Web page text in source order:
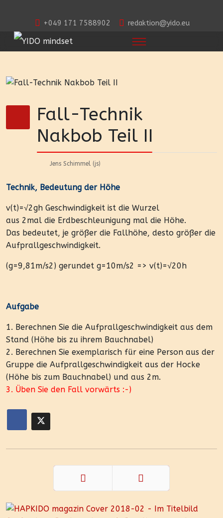
+049 171 7588902 redaktion@yido.eu
Fall-Technik
Nakbob Teil II
Jens Schimmel (js)
Technik, Bedeutung der Höhe
v(t)=√2gh Geschwindigkeit ist die Wurzel
aus 2mal die Erdbeschleunigung mal die Höhe.
Das bedeutet, je größer die Fallhöhe, desto größer die
Aufprallgeschwindigkeit.
(g=9,81m/s2) gerundet g=10m/s2 => v(t)=√20h
Aufgabe
1. Berechnen Sie die Aufprallgeschwindigkeit aus dem
Stand (Höhe bis zu ihrem Bauchnabel)
2. Berechnen Sie exemplarisch für eine Person aus der
Gruppe die Aufprallgeschwindigkeit aus der Hocke
(Höhe bis zum Bauchnabel) und aus 2m.
3. Üben Sie den Fall vorwärts :-)